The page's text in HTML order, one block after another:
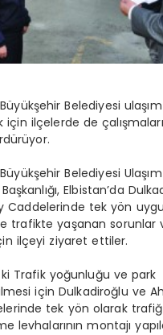
Belediyesi ulaşım
ilçelerde de
Belediyesi Ulaşım
Elbistan’da
Caddelerinde tek yön
trafikte yaşanan sorunlar
ilçeyi ziyaret ettiler.
Trafik yoğunluğu ve park
için Dulkadiroğlu ve
tek yön olarak
levhalarının montajı